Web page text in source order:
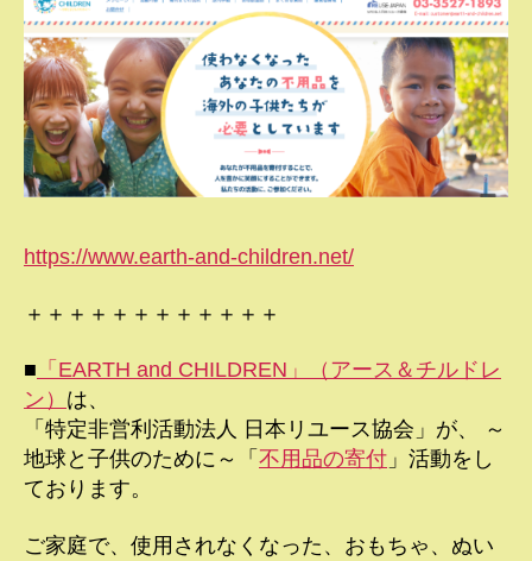
https://www.earth-and-children.net/
＋＋＋＋＋＋＋＋＋＋＋＋
■ 「EARTH and CHILDREN」（アース＆チルドレ
ン） は、
「特定非営利活動法人 日本リユース協会」が、 ～
地球と子供のために～「 不用品の寄付 」活動をし
ております。
ご家庭で、使用されなくなった、おもちゃ、ぬい